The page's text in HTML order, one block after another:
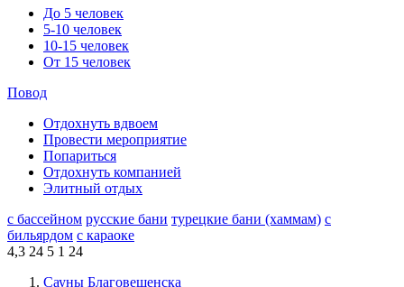
До 5 человек
5-10 человек
10-15 человек
От 15 человек
Повод
Отдохнуть вдвоем
Провести мероприятие
Попариться
Отдохнуть компанией
Элитный отдых
с бассейном русские бани турецкие бани (хаммам) с
бильярдом с караоке
4,3 24 5 1 24
Сауны Благовещенска